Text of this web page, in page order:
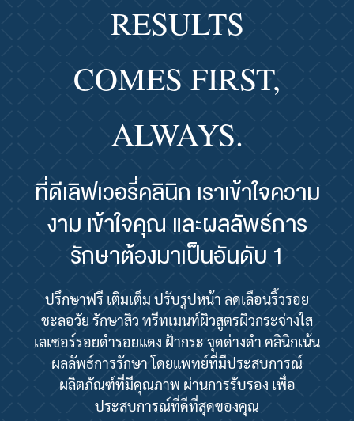
RESULTS
COMES FIRST,
ALWAYS.
ที่ดีเลิฟเวอรี่คลินิก เราเข้าใจความ
งาม เข้าใจคุณ และผลลัพธ์การ
รักษาต้องมาเป็นอันดับ 1
ปรึกษาฟรี เติมเต็ม ปรับรูปหน้า ลดเลือนริ้วรอย
ชะลอวัย รักษาสิว ทรีทเมนท์ผิวสูตรผิวกระจ่างใส
เลเซอร์รอยดำรอยแดง ฝ้ากระ จุดด่างดำ คลินิกเน้น
ผลลัพธ์การรักษา โดยแพทย์ที่มีประสบการณ์
ผลิตภัณฑ์ที่มีคุณภาพ ผ่านการรับรอง เพื่อ
ประสบการณ์ที่ดีที่สุดของคุณ